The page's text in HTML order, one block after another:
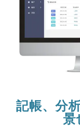
記帳、分
景